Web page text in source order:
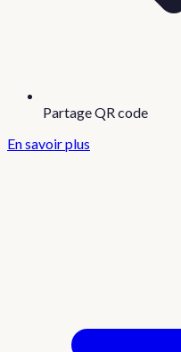
Partage QR code
En savoir plus